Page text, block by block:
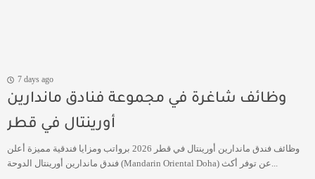
7 days ago
وظائف شاغرة في مجموعة فنادق ماندارين
أورينتال في قطر
وظائف فندق ماندارين أورينتال في قطر 2026 برواتب ومزايا فندقية مميزة أعلن
فندق ماندارين أورينتال الدوحة (Mandarin Oriental Doha) عن توفر أكث...